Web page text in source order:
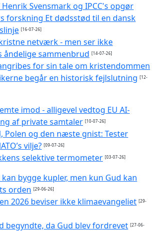
Svensmark og IPCC's opgør
forskning Et dødsstød til en dansk
[16-07-26]
netværk - men ser ikke
åndelige sammenbrud [14-07-26]
for sin tale om kristendommen
begår en historisk fejlslutning [12-
imod - alligevel vedtog EU AI-
af private samtaler [10-07-26]
Polen og den næste gnist: Tester
vilje? [09-07-26]
selektive termometer [03-07-26]
bygge kupler, men kun Gud kan
orden [29-06-26]
2026 beviser ikke klimaevangeliet [29-
begyndte, da Gud blev fordrevet [27-06-